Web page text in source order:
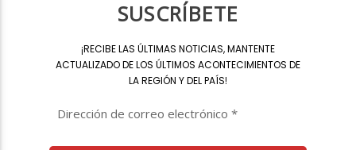
SUSCRÍBETE
¡RECIBE LAS ÚLTIMAS NOTICIAS, MANTENTE
ACTUALIZADO DE LOS ÚLTIMOS ACONTECIMIENTOS DE
LA REGIÓN Y DEL PAÍS!